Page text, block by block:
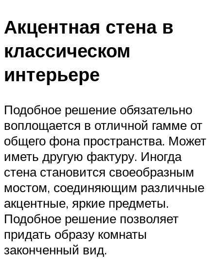
Акцентная стена в
классическом
интерьере
Подобное решение обязательно
воплощается в отличной гамме от
общего фона пространства. Может
иметь другую фактуру. Иногда
стена становится своеобразным
мостом, соединяющим различные
акцентные, яркие предметы.
Подобное решение позволяет
придать образу комнаты
законченный вид.